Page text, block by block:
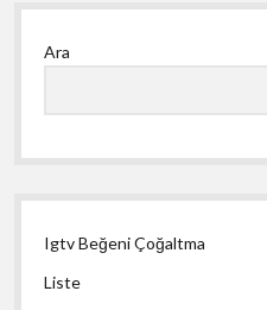
Yan
Menü
Ara
Igtv Beğeni Çoğaltma
Liste